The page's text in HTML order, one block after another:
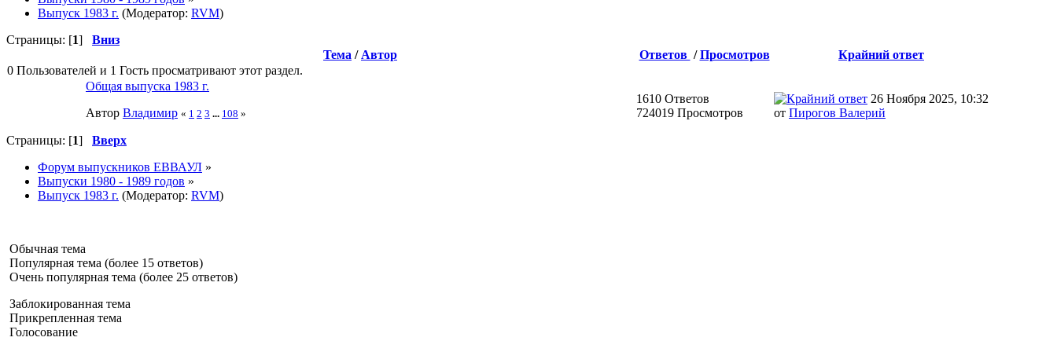
Выпуск 1983 г. (Модератор: RVM)
Страницы: [1] Вниз
Тема / Автор Ответов /Просмотров
Крайний ответ
0 Пользователей и 1 Гость просматривают этот раздел.
Общая выпуска 1983 г.
Автор Влaдимир « 1 2 3 ... 108 »
1610 Ответов
724019 Просмотров
26 Ноября 2025, 10:32
от Пирогов Валерий
Страницы: [1] Вверх
Форум выпускников ЕВВАУЛ »
Выпуски 1980 - 1989 годов »
Выпуск 1983 г. (Модератор: RVM)
Обычная тема
Популярная тема (более 15 ответов)
Очень популярная тема (более 25 ответов)
Заблокированная тема
Прикрепленная тема
Голосование